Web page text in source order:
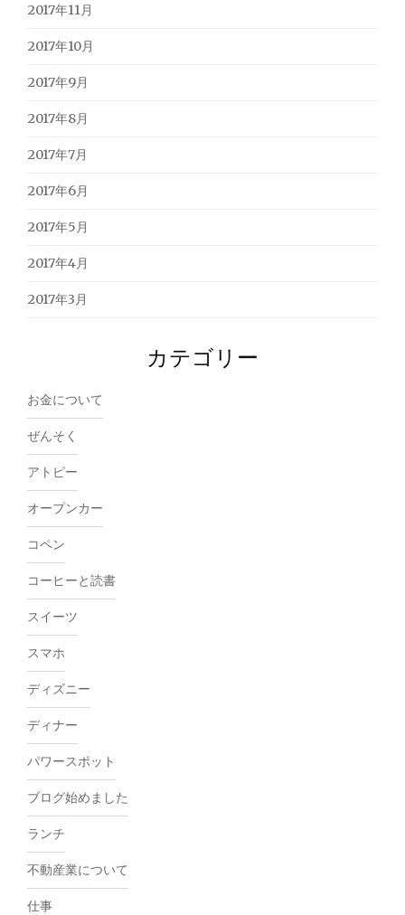
2017年11月
2017年10月
2017年9月
2017年8月
2017年7月
2017年6月
2017年5月
2017年4月
2017年3月
カテゴリー
お金について
ぜんそく
アトピー
オープンカー
コペン
コーヒーと読書
スイーツ
スマホ
ディズニー
ディナー
パワースポット
ブログ始めました
ランチ
不動産業について
仕事